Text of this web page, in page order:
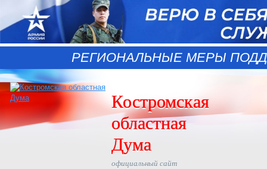
РЕГИОНАЛЬНЫЕ МЕРЫ
Костромская
областная
Дума
официальный сайт